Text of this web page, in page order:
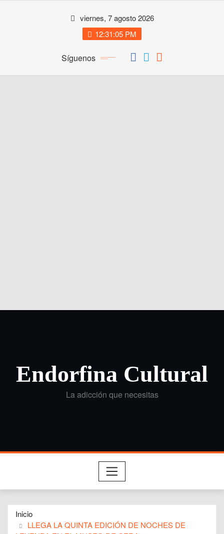
viernes, 7 agosto 2026
12:31:06 PM
Síguenos
Endorfina Cultural
La adicción que necesitas
Inicio
LLEGA LA QUINTA EDICIÓN DE NOCHES DE